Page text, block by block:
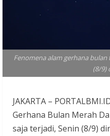
Fenomena alam gerhana
(8/9)
JAKARTA –
Gerhana Bulan Merah
saja terjadi, Senin (8/9)